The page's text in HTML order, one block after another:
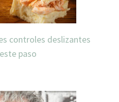
controles deslizantes
paso